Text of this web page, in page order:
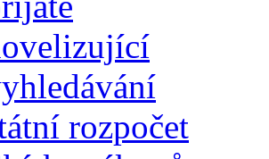
rozpočet